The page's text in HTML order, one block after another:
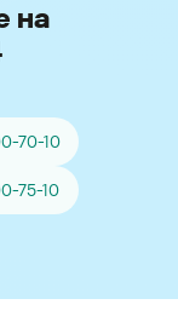
на
70-10
75-10